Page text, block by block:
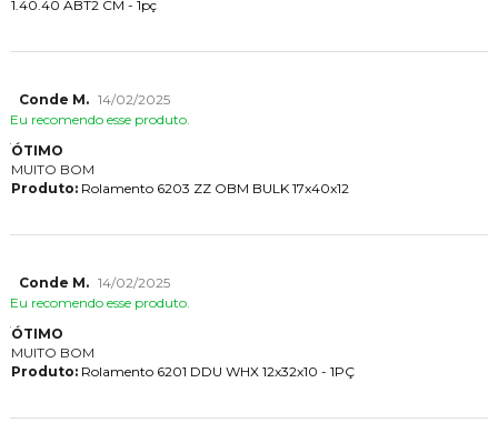
1.40.40 ABT2 CM - 1pç
Conde M. 14/02/2025
Eu recomendo esse produto.
ÓTIMO
MUITO BOM
Produto:Rolamento 6203 ZZ OBM BULK 17x40x12
Conde M. 14/02/2025
Eu recomendo esse produto.
ÓTIMO
MUITO BOM
Produto:Rolamento 6201 DDU WHX 12x32x10 - 1PÇ